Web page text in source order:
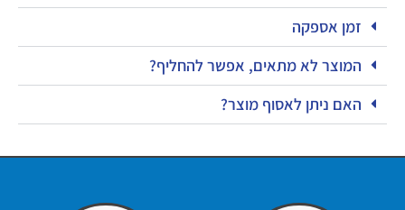
זמן אספקה
המוצר לא מתאים, אפשר להחליף?
האם ניתן לאסוף מוצר?